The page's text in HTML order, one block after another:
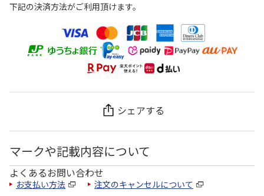
下記の決済方法がご利用頂けます。
シェアする
マークや記載内容について
よくあるお問い合わせ
お支払い方法 注文のキャンセルについて